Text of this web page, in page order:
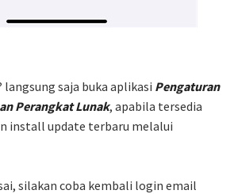
langsung saja buka aplikasi Pengaturan
Perangkat Lunak, apabila tersedia
install update terbaru melalui
silakan coba kembali login email